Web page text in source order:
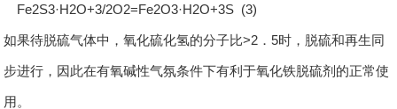
Fe2S3·H2O+3/2O2=Fe2O3·H2O+3S (3)
如果待脱硫气体中，氧化硫化氢的分子比>2．5时，脱硫和再生同
步进行，因此在有氧碱性气氛条件下有利于氧化铁脱硫剂的正常使
用。